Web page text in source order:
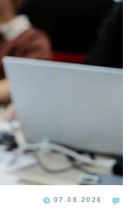
07.08.2026